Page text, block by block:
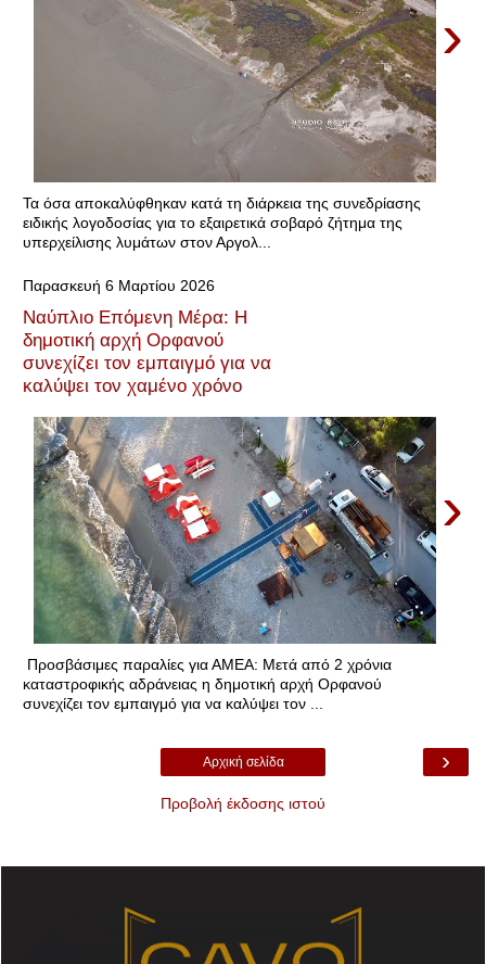
›
Τα όσα αποκαλύφθηκαν κατά τη διάρκεια της συνεδρίασης
ειδικής λογοδοσίας για το εξαιρετικά σοβαρό ζήτημα της
υπερχείλισης λυμάτων στον Αργολ...
Παρασκευή 6 Μαρτίου 2026
Ναύπλιο Επόμενη Μέρα: Η
δημοτική αρχή Ορφανού
συνεχίζει τον εμπαιγμό για να
καλύψει τον χαμένο χρόνο
›
Προσβάσιμες παραλίες για ΑΜΕΑ: Μετά από 2 χρόνια
καταστροφικής αδράνειας η δημοτική αρχή Ορφανού
συνεχίζει τον εμπαιγμό για να καλύψει τον ...
›
Αρχική σελίδα
Προβολή έκδοσης ιστού